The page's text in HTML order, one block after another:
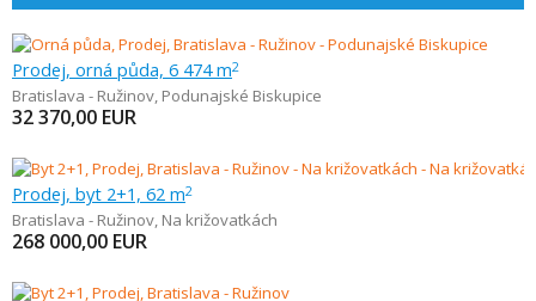
Prodej, orná půda, 6 474 m2
Bratislava - Ružinov, Podunajské Biskupice
32 370,00 EUR
Prodej, byt 2+1, 62 m2
Bratislava - Ružinov, Na križovatkách
268 000,00 EUR